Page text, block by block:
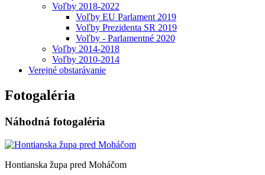
Voľby 2018-2022
Voľby EU Parlament 2019
Voľby Prezidenta SR 2019
Voľby - Parlamentné 2020
Voľby 2014-2018
Voľby 2010-2014
Verejné obstarávanie
Fotogaléria
Náhodná fotogaléria
Hontianska župa pred Moháčom